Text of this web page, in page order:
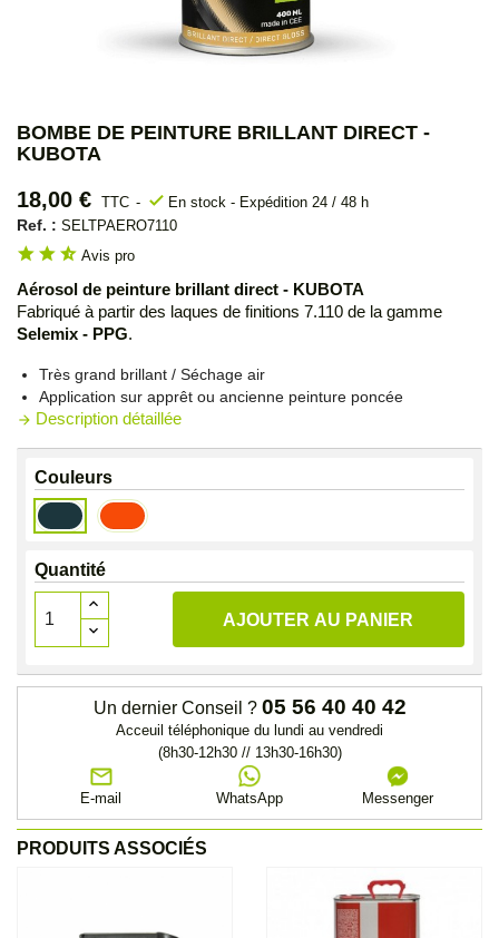
BOMBE DE PEINTURE BRILLANT DIRECT -
KUBOTA
18,00 € TTC check En stock - Expédition 24 / 48 h
Ref. : SELTPAERO7110
star star star_half Avis pro
Aérosol de peinture brillant direct - KUBOTA
Fabriqué à partir des laques de finitions 7.110 de la gamme
Selemix - PPG.
Très grand brillant / Séchage air
Application sur apprêt ou ancienne peinture poncée
arrow_forward Description détaillée
Couleurs
Bleu
Kubota
Orange
Quantité
AJOUTER AU PANIER
Un dernier Conseil ? 05 56 40 40 42
Acceuil téléphonique du lundi au vendredi
(8h30-12h30 // 13h30-16h30)
E-mail WhatsApp Messenger
PRODUITS ASSOCIÉS